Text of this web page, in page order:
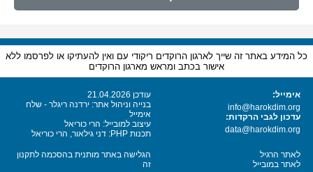
כל המידע באתר זה שייך לארגון הרוקדים ריקודי עם ואין להעתיקו או לפרסמו ללא
אישור בכתב ומראש מארגון הרוקדים
אימייל:
info@harokdim.org
עדכון לגבי הרקדות:
data@harokdim.org
עודכן 21.04.2026
בנייה וניהול אתר: ירדנה ריגלר - שלח
אימייל
עיצוב למובייל: הרי כוריאל
תכנות PHP: דני גילאור, הרי כוריאל
לאתר הרגיל
לאתר במובייל
הגלישה באתר מותנית בהסכמה לתקנון
זה